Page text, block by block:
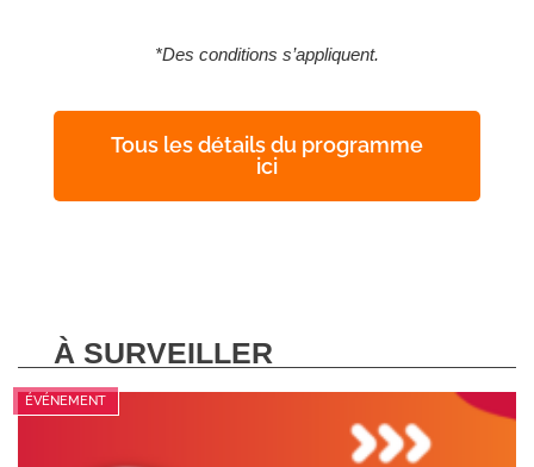
*Des conditions s’appliquent.
Tous les détails du programme
ici
À SURVEILLER
ÉVÉNEMENT